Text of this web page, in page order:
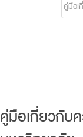
คู่มือเ
คู่มือเกี่ยวกับ